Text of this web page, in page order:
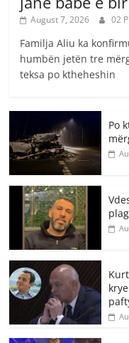
August 7, 2026 02
Familja Aliu ka
humbën jetën tre
teksa po ktheheshin
Po